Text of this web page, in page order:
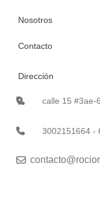
Nosotros
Contacto
Dirección
calle 15 #3ae-
3002151664 -